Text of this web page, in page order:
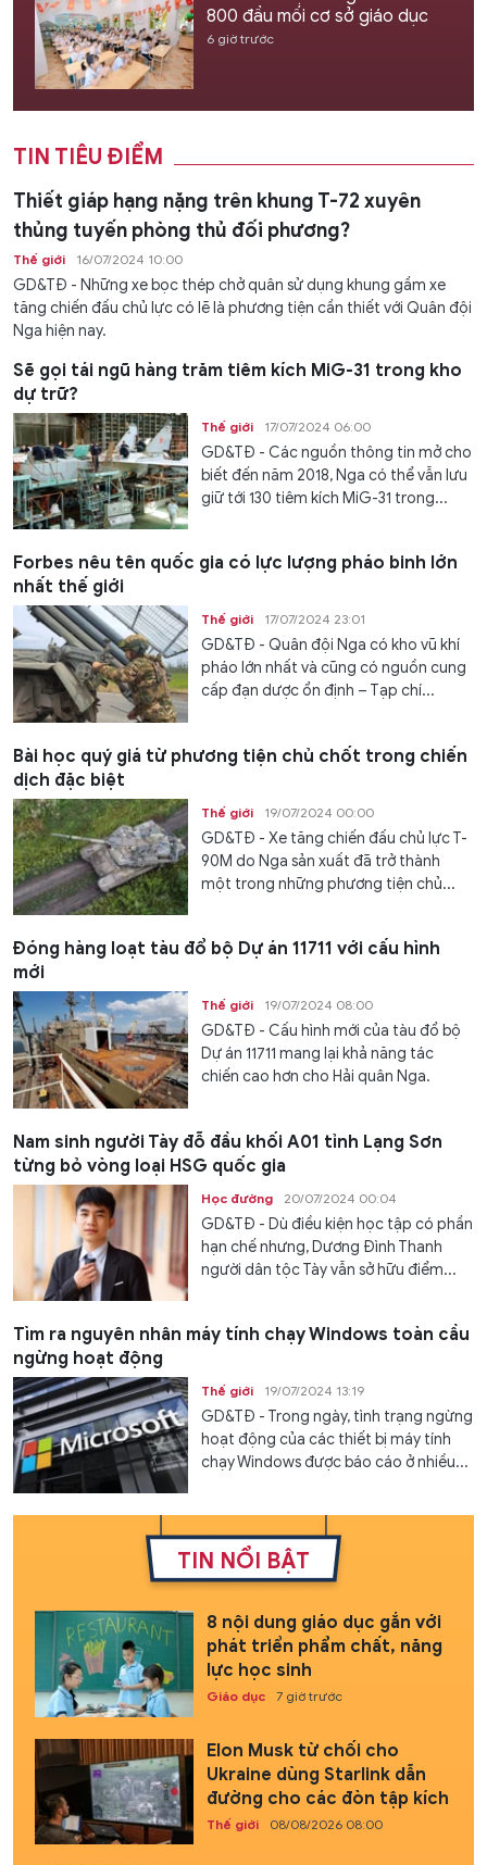
800 đầu mối cơ sở giáo dục
6 giờ trước
TIN TIÊU ĐIỂM
Thiết giáp hạng nặng trên khung T-72 xuyên
thủng tuyến phòng thủ đối phương?
Thế giới 16/07/2024 10:00
GD&TĐ - Những xe bọc thép chở quân sử dụng khung gầm xe
tăng chiến đấu chủ lực có lẽ là phương tiện cần thiết với Quân đội
Nga hiện nay.
Sẽ gọi tái ngũ hàng trăm tiêm kích MiG-31 trong kho
dự trữ?
Thế giới 17/07/2024 06:00
GD&TĐ - Các nguồn thông tin mở cho
biết đến năm 2018, Nga có thể vẫn lưu
giữ tới 130 tiêm kích MiG-31 trong...
Forbes nêu tên quốc gia có lực lượng pháo binh lớn
nhất thế giới
Thế giới 17/07/2024 23:01
GD&TĐ - Quân đội Nga có kho vũ khí
pháo lớn nhất và cũng có nguồn cung
cấp đạn dược ổn định – Tạp chí...
Bài học quý giá từ phương tiện chủ chốt trong chiến
dịch đặc biệt
Thế giới 19/07/2024 00:00
GD&TĐ - Xe tăng chiến đấu chủ lực T-
90M do Nga sản xuất đã trở thành
một trong những phương tiện chủ...
Đóng hàng loạt tàu đổ bộ Dự án 11711 với cấu hình
mới
Thế giới 19/07/2024 08:00
GD&TĐ - Cấu hình mới của tàu đổ bộ
Dự án 11711 mang lại khả năng tác
chiến cao hơn cho Hải quân Nga.
Nam sinh người Tày đỗ đầu khối A01 tỉnh Lạng Sơn
từng bỏ vòng loại HSG quốc gia
Học đường 20/07/2024 00:04
GD&TĐ - Dù điều kiện học tập có phần
hạn chế nhưng, Dương Đình Thanh
người dân tộc Tày vẫn sở hữu điểm...
Tìm ra nguyên nhân máy tính chạy Windows toàn cầu
ngừng hoạt động
Thế giới 19/07/2024 13:19
GD&TĐ - Trong ngày, tình trạng ngừng
hoạt động của các thiết bị máy tính
chạy Windows được báo cáo ở nhiều...
TIN NỔI BẬT
8 nội dung giáo dục gắn với
phát triển phẩm chất, năng
lực học sinh
Giáo dục 7 giờ trước
Elon Musk từ chối cho
Ukraine dùng Starlink dẫn
đường cho các đòn tập kích
Thế giới 08/08/2026 08:00